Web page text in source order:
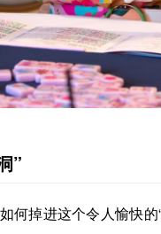
”
掉进这个令人愉快的“